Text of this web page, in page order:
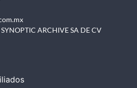
ARCHIVE SA DE CV